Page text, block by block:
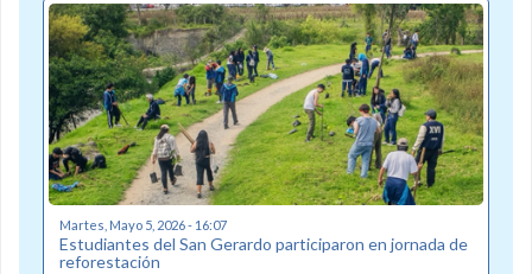
Martes, Mayo 5, 2026 - 16:07
Estudiantes del San Gerardo participaron en jornada de
reforestación